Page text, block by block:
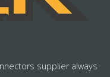
supplier always